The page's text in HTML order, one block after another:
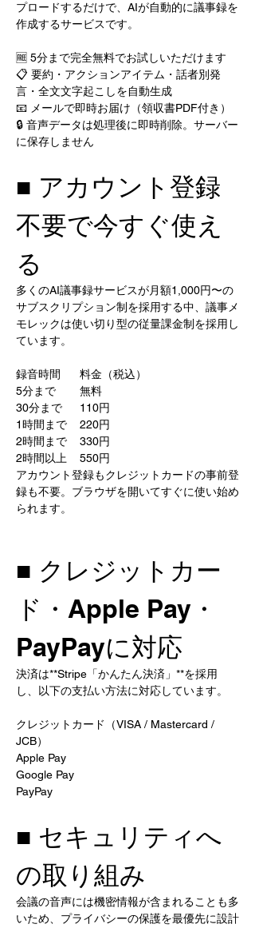
プロードするだけで、AIが自動的に議事録を
作成するサービスです。
🆓 5分まで完全無料でお試しいただけます
📋 要約・アクションアイテム・話者別発
言・全文文字起こしを自動生成
📧 メールで即時お届け（領収書PDF付き）
🔒 音声データは処理後に即時削除。サーバー
に保存しません
■ アカウント登録
不要で今すぐ使え
る
多くのAI議事録サービスが月額1,000円〜の
サブスクリプション制を採用する中、議事メ
モレックは使い切り型の従量課金制を採用し
ています。
録音時間	料金（税込）
5分まで	無料
30分まで	110円
1時間まで	220円
2時間まで	330円
2時間以上	550円
アカウント登録もクレジットカードの事前登
録も不要。ブラウザを開いてすぐに使い始め
られます。
■ クレジットカー
ド・Apple Pay・
PayPayに対応
決済は**Stripe「かんたん決済」**を採用
し、以下の支払い方法に対応しています。
クレジットカード（VISA / Mastercard /
JCB）
Apple Pay
Google Pay
PayPay
■ セキュリティへ
の取り組み
会議の音声には機密情報が含まれることも多
いため、プライバシーの保護を最優先に設計